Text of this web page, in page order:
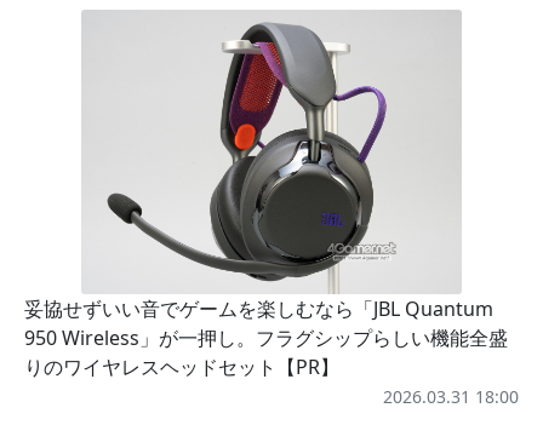
妥協せずいい音でゲームを楽しむなら「JBL Quantum
950 Wireless」が一押し。フラグシップらしい機能全盛
りのワイヤレスヘッドセット【PR】
2026.03.31 18:00